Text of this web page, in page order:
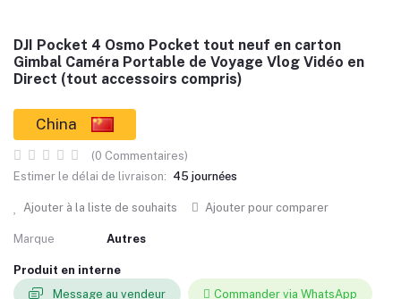
DJI Pocket 4 Osmo Pocket tout neuf en carton
Gimbal Caméra Portable de Voyage Vlog Vidéo en
Direct (tout accessoirs compris)
China
(0 Commentaires)
Estimer le délai de livraison: 45 journées
Ajouter à la liste de souhaits Ajouter pour comparer
Marque Autres
Produit en interne
Message au vendeur
Commander via WhatsApp